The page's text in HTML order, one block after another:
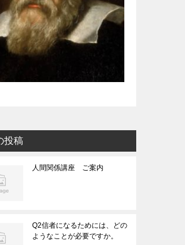
投稿
人間関係講座 ご案内
Q2信者になるためには、どの
ようなことが必要ですか。